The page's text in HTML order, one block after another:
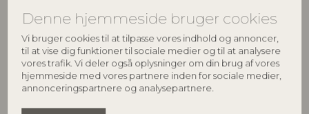
Denne hjemmeside bruger cookies
Vi bruger cookies til at tilpasse vores indhold og annoncer,
til at vise dig funktioner til sociale medier og til at analysere
vores trafik. Vi deler også oplysninger om din brug af vores
hjemmeside med vores partnere inden for sociale medier,
annonceringspartnere og analysepartnere.
BLOOMINGVILLE BLOOMINGVILLE